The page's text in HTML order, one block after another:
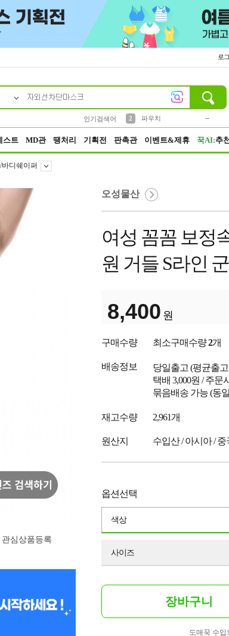
로
인기검색어
2
파우치
스트 MD관 땡처리 기획전 판촉관 이벤트&제휴 꾹AI:추
바디쉐이퍼
관심상품등록
오성물산
여성 꼼꼼 보정
원 거들 S라인
8,400 원
구매수량 최소구매수량2개
배송정보 당일출고 (평균출
택배 3,000원 / 주문
묶음배송 가능 (동
재고수량 2,961개
원산지 수입산 / 아시아 / 중
옵션선택
색상
사이즈
장바구니
도매꾹 수